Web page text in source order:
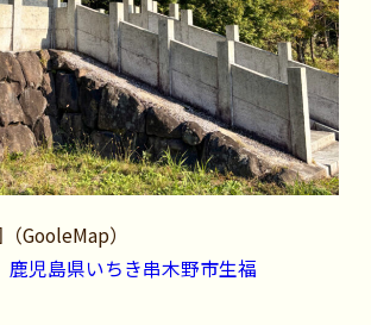
GooleMap）
児島県いちき串木野市生福